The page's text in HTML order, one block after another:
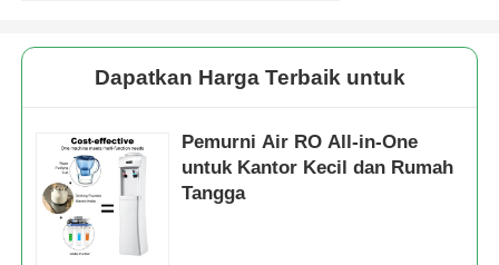
Dapatkan Harga Terbaik untuk
Pemurni Air RO All-in-One
untuk Kantor Kecil dan Rumah
Tangga